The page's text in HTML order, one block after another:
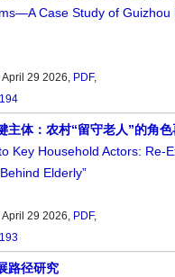
Case Study of Guizhou
April 29 2026, PDF,
主体：农村“留守老人”的角色
Key Household Actors: Re-
Elderly”
April 29 2026, PDF,
路径研究